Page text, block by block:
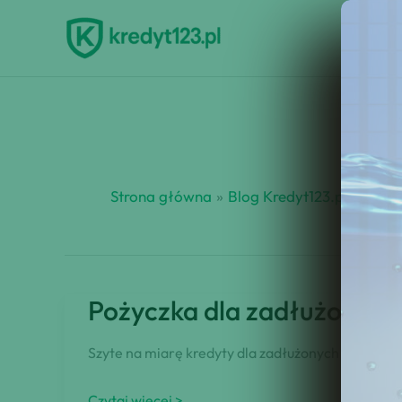
Strona główna Blog Kredyt123.pl
Pożyczka dla
Szyte na miarę kredyty dla zadłużonych z